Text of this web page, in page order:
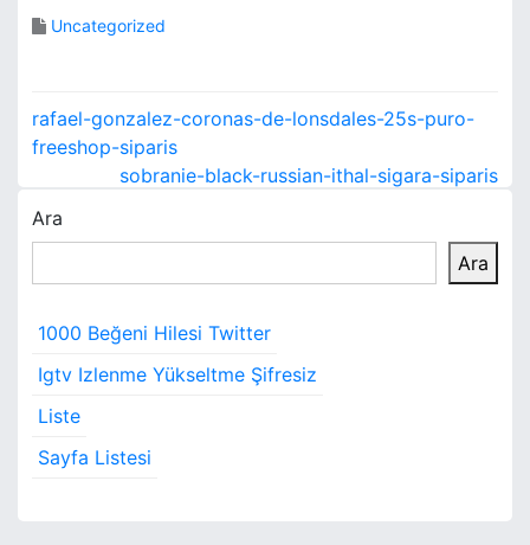
Uncategorized
Y
a
z
ı
g
e
z
i
n
rafael-gonzalez-coronas-de-lonsdales-25s-puro-
freeshop-siparis
sobranie-black-russian-ithal-sigara-siparis
Ara
Ara
1000 Beğeni Hilesi Twitter
Igtv Izlenme Yükseltme Şifresiz
Liste
Sayfa Listesi